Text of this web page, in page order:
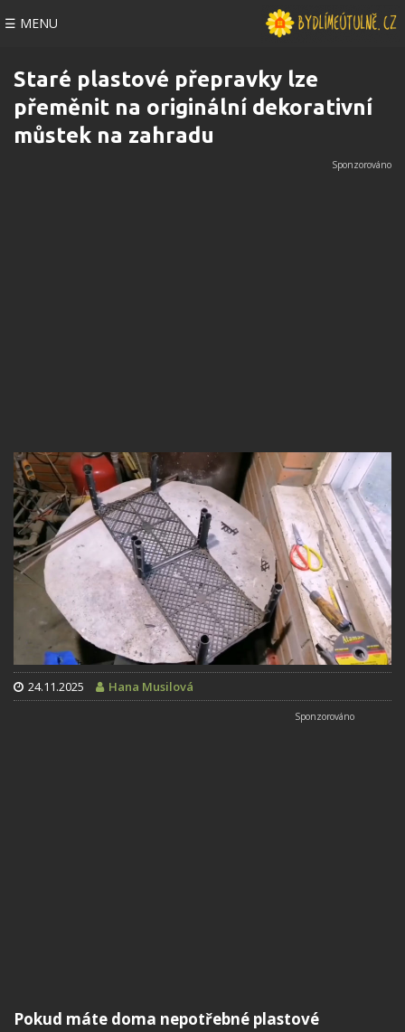
☰ MENU
Staré plastové přepravky lze
přeměnit na originální dekorativní
můstek na zahradu
24.11.2025 Hana Musilová
Pokud máte doma nepotřebné plastové